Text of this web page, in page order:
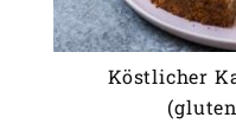
Köstlicher